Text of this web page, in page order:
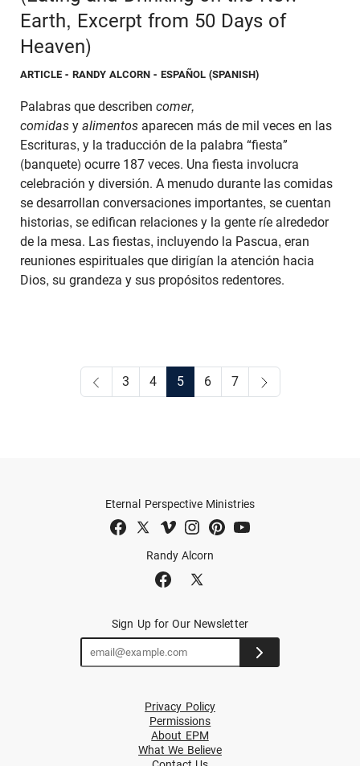
Earth, Excerpt from 50 Days of
Heaven)
ARTICLE - RANDY ALCORN - ESPAÑOL (SPANISH)
Palabras que describen comer,
comidas y alimentos aparecen más de mil veces en las
Escrituras, y la traducción de la palabra “fiesta”
(banquete) ocurre 187 veces. Una fiesta involucra
celebración y diversión. A menudo durante las comidas
se desarrollan conversaciones importantes, se cuentan
historias, se edifican relaciones y la gente ríe alrededor
de la mesa. Las fiestas, incluyendo la Pascua, eran
reuniones espirituales que dirigían la atención hacia
Dios, su grandeza y sus propósitos redentores.
3 4 5 6 7
Randy Alcorn
Eternal Perspective Ministries
Sign Up for Our Newsletter
Privacy Policy
Permissions
About EPM
What We Believe